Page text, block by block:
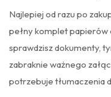
Najlepiej od razu po
pełny komplet papierów
sprawdzisz dokumenty,
zabraknie ważnego
potrzebuje tłumaczenia